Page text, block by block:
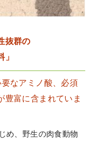
抜群の
なアミノ酸、必須
豊富に含まれていま
め、野生の肉食動物